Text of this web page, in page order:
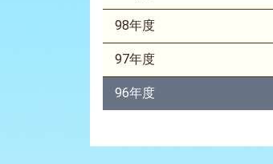
98年度
97年度
96年度